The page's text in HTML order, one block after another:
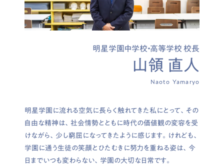
明星学園中学校・高等学校 校長
山領 直人
Naoto Yamaryo
明星学園に流れる空気に長らく触れてきた私にとって、その
自由な精神は、社会情勢とともに時代の価値観の変容を受
けながら、少し窮屈になってきたように感じます。けれども、
学園に通う生徒の笑顔とひたむきに努力を重ねる姿は、今
日までいつも変わらない、学園の大切な日常です。